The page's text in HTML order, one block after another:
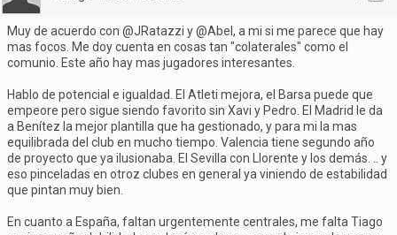
Muy de acuerdo con @JRatazzi y @Abel, a mi si me parece que hay
mas focos. Me doy cuenta en cosas tan "colaterales" como el
comunio. Este año hay mas jugadores interesantes.
Hablo de potencial e igualdad. El Atleti mejora, el Barsa puede que
empeore pero sigue siendo favorito sin Xavi y Pedro. El Madrid le da
a Benítez la mejor plantilla que ha gestionado, y para mi la mas
equilibrada del club en mucho tiempo. Valencia tiene segundo año
de proyecto que ya ilusionaba. El Sevilla con Llorente y los demás. .. y
eso pinceladas en otroz clubes en general ya viniendo de estabilidad
que pintan muy bien.
En cuanto a España, faltan urgentemente centrales, me falta Tiago